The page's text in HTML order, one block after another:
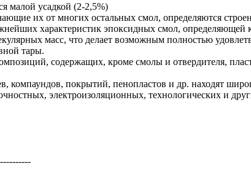
малой усадкой (2-2,5%)
их от многих остальных смол, определяются
характеристик эпоксидных смол, определяющей
масс, что делает возможным полностью
тары.
содержащих, кроме смолы и отвердителя,
компаундов, покрытий, пенопластов и др. находят
электроизоляционных, технологических и